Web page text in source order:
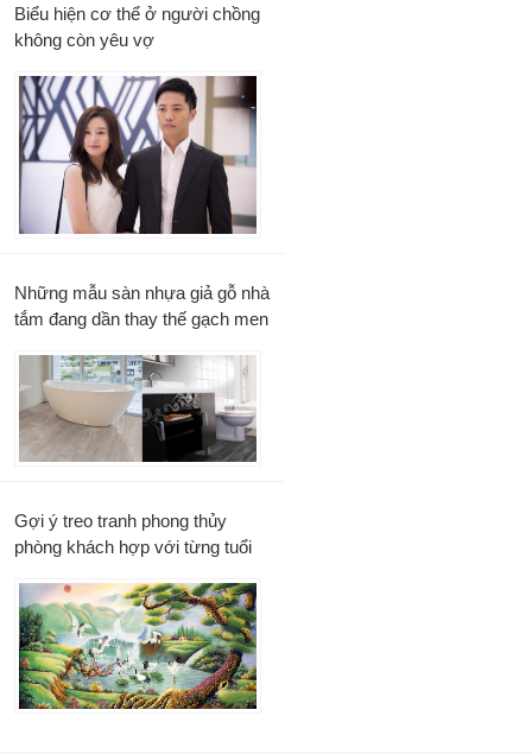
Biểu hiện cơ thể ở người chồng
không còn yêu vợ
Những mẫu sàn nhựa giả gỗ nhà
tắm đang dần thay thế gạch men
Gợi ý treo tranh phong thủy
phòng khách hợp với từng tuổi